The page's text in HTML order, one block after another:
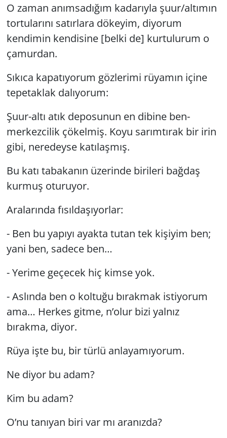
O zaman anımsadığım kadarıyla şuur/altımın
tortularını satırlara dökeyim, diyorum
kendimin kendisine [belki de] kurtulurum o
çamurdan.
Sıkıca kapatıyorum gözlerimi rüyamın içine
tepetaklak dalıyorum:
Şuur-altı atık deposunun en dibine ben-
merkezcilik çökelmiş. Koyu sarımtırak bir irin
gibi, neredeyse katılaşmış.
Bu katı tabakanın üzerinde birileri bağdaş
kurmuş oturuyor.
Aralarında fısıldaşıyorlar:
- Ben bu yapıyı ayakta tutan tek kişiyim ben;
yani ben, sadece ben…
- Yerime geçecek hiç kimse yok.
- Aslında ben o koltuğu bırakmak istiyorum
ama… Herkes gitme, n’olur bizi yalnız
bırakma, diyor.
Rüya işte bu, bir türlü anlayamıyorum.
Ne diyor bu adam?
Kim bu adam?
O’nu tanıyan biri var mı aranızda?
Yerel